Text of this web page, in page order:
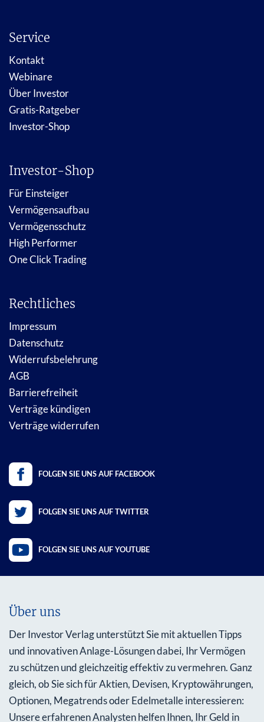
Service
Kontakt
Webinare
Über Investor
Gratis-Ratgeber
Investor-Shop
Investor-Shop
Für Einsteiger
Vermögensaufbau
Vermögensschutz
High Performer
One Click Trading
Rechtliches
Impressum
Datenschutz
Widerrufsbelehrung
AGB
Barrierefreiheit
Verträge kündigen
Verträge widerrufen
FOLGEN SIE UNS AUF FACEBOOK
FOLGEN SIE UNS AUF TWITTER
FOLGEN SIE UNS AUF YOUTUBE
Über uns
Der Investor Verlag unterstützt Sie mit aktuellen Tipps
und innovativen Anlage-Lösungen dabei, Ihr Vermögen
zu schützen und gleichzeitig effektiv zu vermehren. Ganz
gleich, ob Sie sich für Aktien, Devisen, Kryptowährungen,
Optionen, Megatrends oder Edelmetalle interessieren:
Unsere erfahrenen Analysten helfen Ihnen, Ihr Geld in